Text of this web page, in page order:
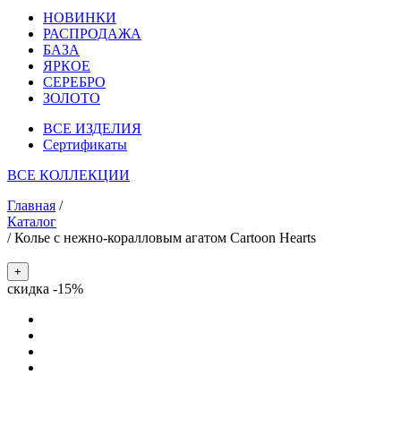
НОВИНКИ
РАСПРОДАЖА
БАЗА
ЯРКОЕ
СЕРЕБРО
ЗОЛОТО
ВСЕ ИЗДЕЛИЯ
Сертификаты
ВСЕ КОЛЛЕКЦИИ
Главная /
Каталог
/Колье c нежно-коралловым агатом Cartoon Hearts
+
скидка -15%